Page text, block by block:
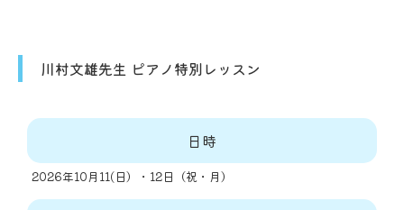
川村文雄先生 ピアノ特別レッスン
日時
2026年10月11(日）・12日（祝・月）